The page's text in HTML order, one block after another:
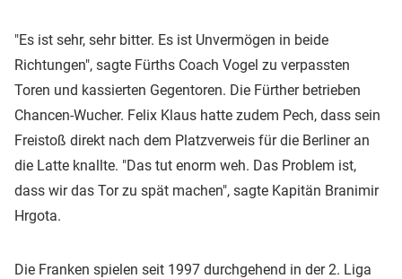
"Es ist sehr, sehr bitter. Es ist Unvermögen in beide
Richtungen", sagte Fürths Coach Vogel zu verpassten
Toren und kassierten Gegentoren. Die Fürther betrieben
Chancen-Wucher. Felix Klaus hatte zudem Pech, dass sein
Freistoß direkt nach dem Platzverweis für die Berliner an
die Latte knallte. "Das tut enorm weh. Das Problem ist,
dass wir das Tor zu spät machen", sagte Kapitän Branimir
Hrgota.
Die Franken spielen seit 1997 durchgehend in der 2. Liga